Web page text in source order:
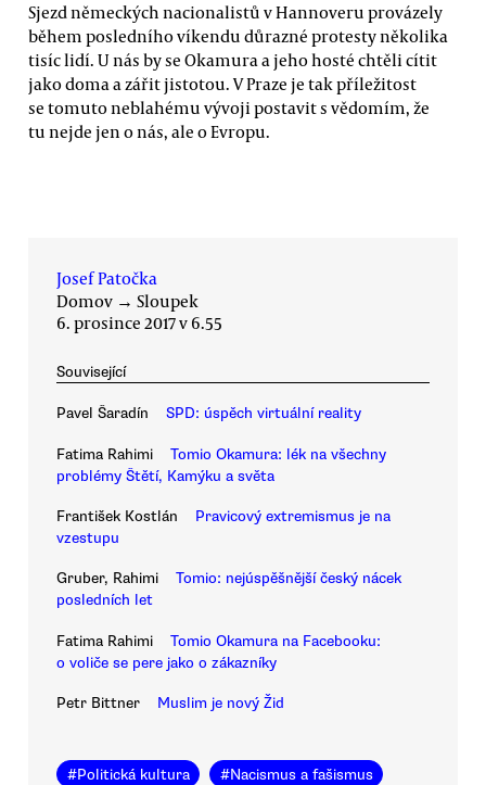
Sjezd německých nacionalistů v Hannoveru provázely
během posledního víkendu důrazné protesty několika
tisíc lidí. U nás by se Okamura a jeho hosté chtěli cítit
jako doma a zářit jistotou. V Praze je tak příležitost
se tomuto neblahému vývoji postavit s vědomím, že
tu nejde jen o nás, ale o Evropu.
Josef Patočka
Domov → Sloupek
6. prosince 2017 v 6.55
Související
Pavel Šaradín SPD: úspěch virtuální reality
Fatima Rahimi
Tomio Okamura: lék na všechny
problémy Štětí, Kamýku a světa
František Kostlán
Pravicový extremismus je na
vzestupu
Gruber, Rahimi
Tomio: nejúspěšnější český nácek
posledních let
Fatima Rahimi
Tomio Okamura na Facebooku:
o voliče se pere jako o zákazníky
Petr Bittner Muslim je nový Žid
#Politická kultura #Nacismus a fašismus